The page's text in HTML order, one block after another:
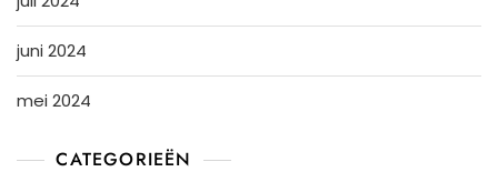
juni 2024
mei 2024
CATEGORIEËN